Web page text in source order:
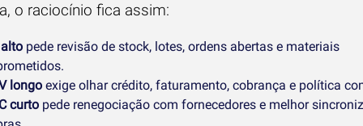
o raciocínio fica assim:
pede revisão de stock, lotes, ordens abertas e materiais
longo exige olhar crédito, faturamento, cobrança e política
curto pede renegociação com fornecedores e melhor